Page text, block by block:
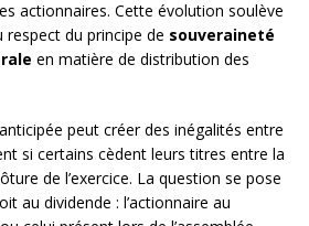
actionnaires. Cette évolution soulève
du principe de souveraineté
en matière de distribution des
peut créer des inégalités entre
si certains cèdent leurs titres entre la
de l’exercice. La question se pose
au dividende : l’actionnaire au